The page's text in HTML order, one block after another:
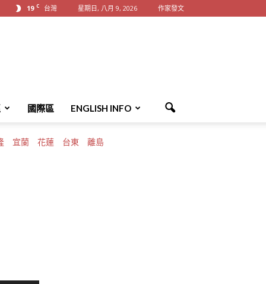
19 C 台灣 星期日, 八月 9, 2026 作家發文
國際區 ENGLISH INFO
宜蘭 花蓮 台東 離島